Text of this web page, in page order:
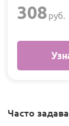
308 руб.
Часто